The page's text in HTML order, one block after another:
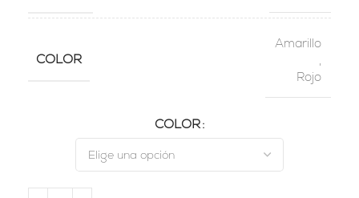
COLOR
Amarillo
,
Rojo
COLOR